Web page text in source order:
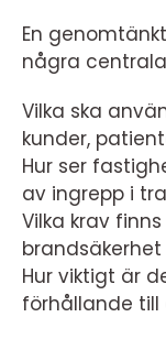
En
några
Vilka ska
kunder,
Hur ser
av ingrepp i
Vilka krav
Hur viktigt är
förhållande till